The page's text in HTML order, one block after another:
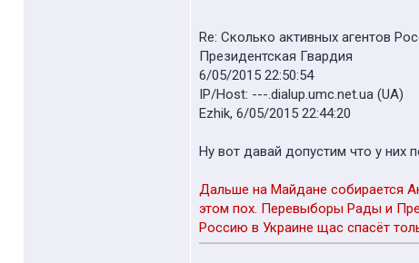
Re: Сколько активных агентов
Президентская Гвардия
6/05/2015 22:50:54
IP/Host: ---.dialup.umc.net.ua (UA)
Ezhik, 6/05/2015 22:44:20
Ну вот давай допустим что у них
Дальше на Майдане собирается
этом пох. Перевыборы Рады и
Россию в Украине щас спасёт